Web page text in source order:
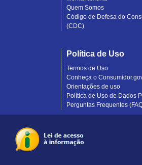
Quem Somos
Código de Defesa do
(CDC)
Política de Uso
Termos de Uso
Conheça o
Orientações de uso
Política de Uso de Dados
Perguntas Frequentes